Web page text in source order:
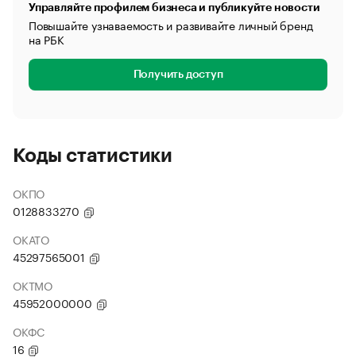
Управляйте профилем бизнеса и публикуйте новости
Повышайте узнаваемость и развивайте личный бренд
на РБК
Получить доступ
Коды статистики
ОКПО
0128833270
ОКАТО
45297565001
ОКТМО
45952000000
ОКФС
16